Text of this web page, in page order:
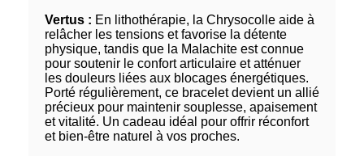
Vertus : En lithothérapie, la Chrysocolle aide à
relâcher les tensions et favorise la détente
physique, tandis que la Malachite est connue
pour soutenir le confort articulaire et atténuer
les douleurs liées aux blocages énergétiques.
Porté régulièrement, ce bracelet devient un allié
précieux pour maintenir souplesse, apaisement
et vitalité. Un cadeau idéal pour offrir réconfort
et bien-être naturel à vos proches.